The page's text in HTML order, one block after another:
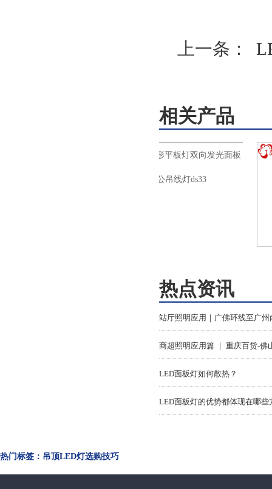
上一条：
相关产品
火树银花照明三角形平板灯双向发光面板
灯LED办公吊线灯ds33
热点资讯
LED面板灯如何散热？
LED面板灯的优势都体现在哪些
热门标签：吊顶LED灯选购技巧